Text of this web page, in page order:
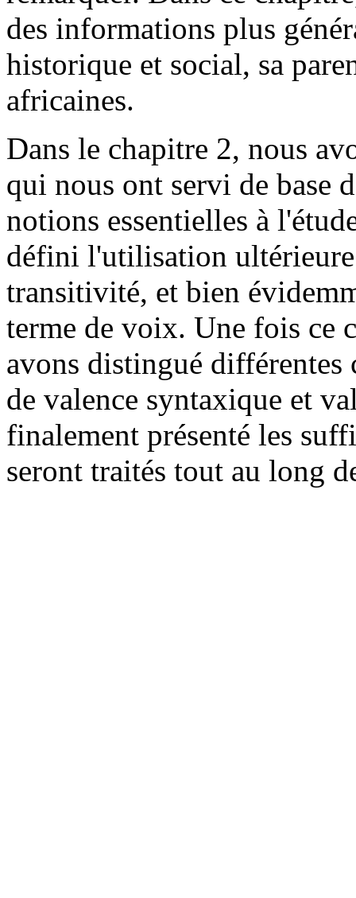
des informations plus
historique et social, sa
africaines.
Dans le chapitre 2, nous
qui nous ont servi de base
notions essentielles à
défini l'utilisation ultérieure
transitivité, et bien
terme de voix. Une fois ce
avons distingué différentes
de valence syntaxique et
finalement présenté les
seront traités tout au long